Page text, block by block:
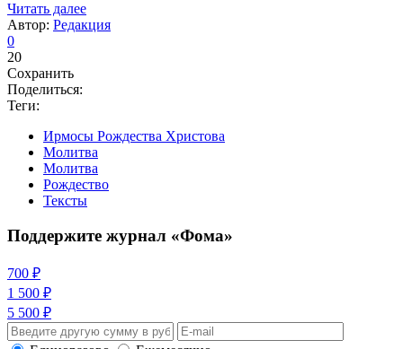
Читать далее
Автор: Редакция
0
20
Сохранить
Поделиться:
Теги:
Ирмосы Рождества Христова
Молитва
Молитва
Рождество
Тексты
Поддержите журнал «Фома»
700 ₽
1 500 ₽
5 500 ₽